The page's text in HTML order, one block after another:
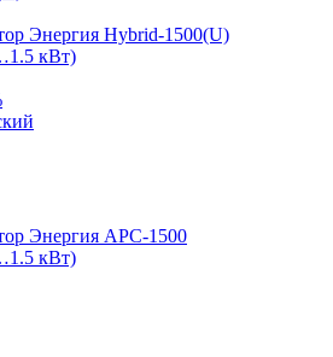
Энергия Hybrid-1500(U)
кВт)
Энергия АРС-1500
кВт)